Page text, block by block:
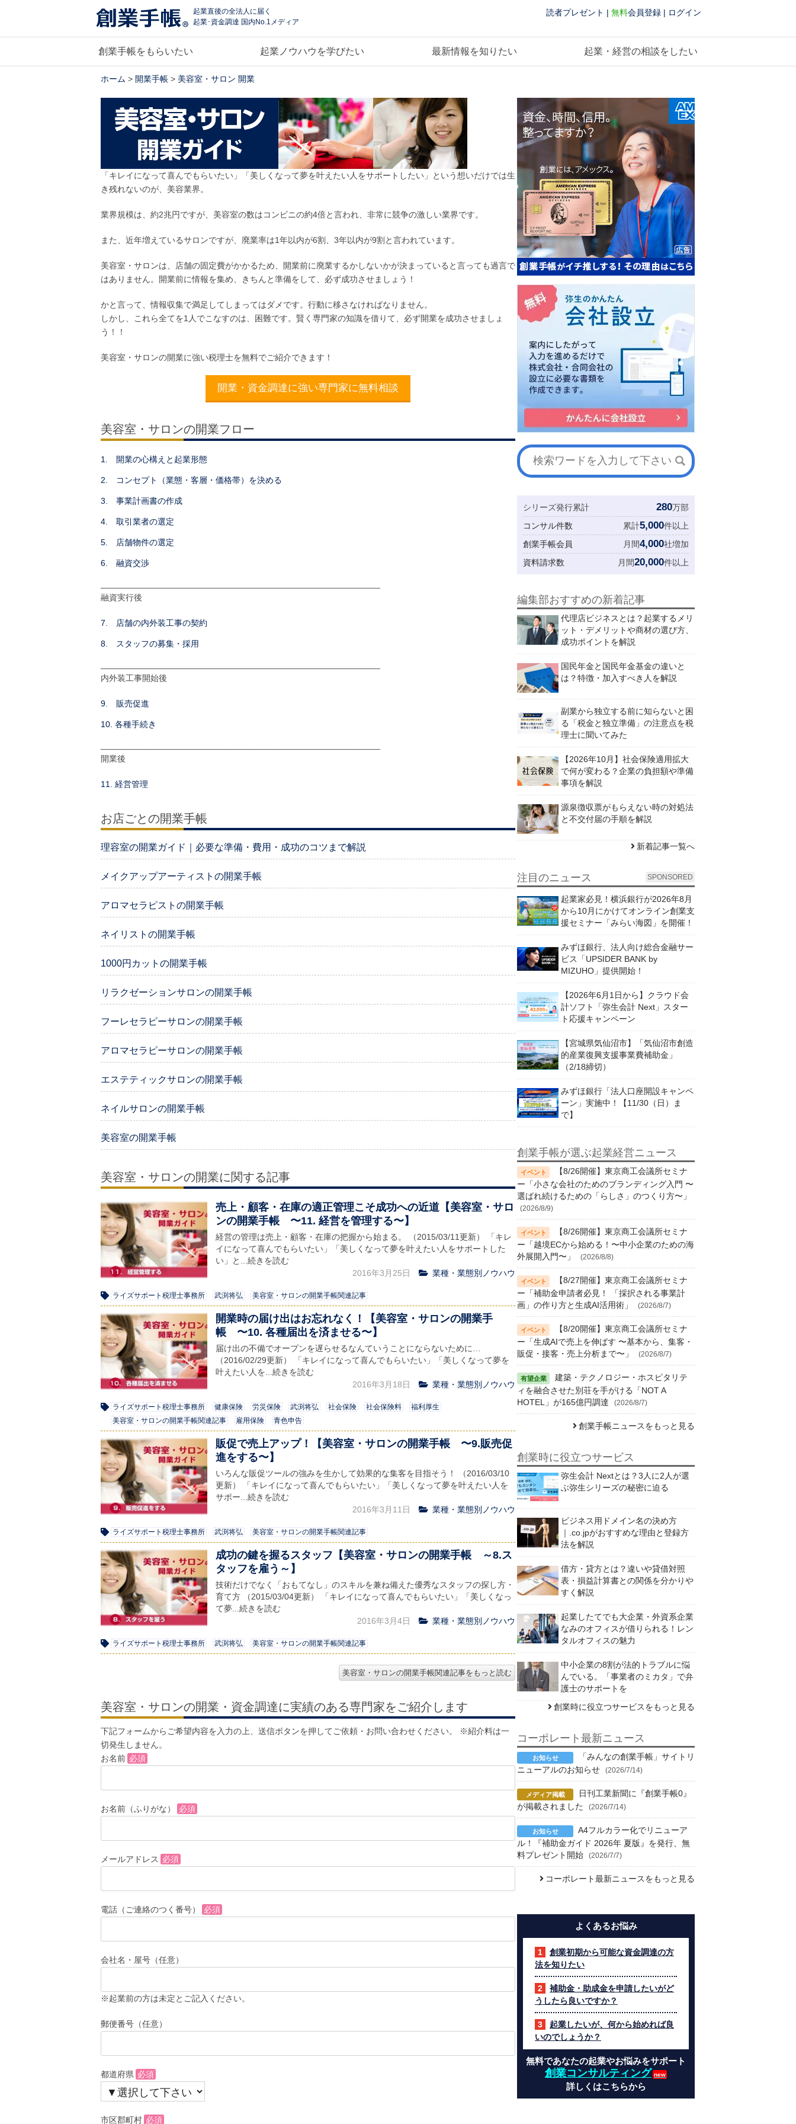
起業直後の全法人に届く
起業･資金調達 国内No.1メディア
読者プレゼント | 無料会員登録 | ログイン
創業手帳をもらいたい 起業ノウハウを学びたい 最新情報を知りたい 起業・経営の相談をしたい
ホーム > 開業手帳 > 美容室・サロン 開業
「キレイになって喜んでもらいたい」「美しくなって夢を叶えたい人をサポートしたい」という想いだけでは生
き残れないのが、美容業界。
業界規模は、約2兆円ですが、美容室の数はコンビニの約4倍と言われ、非常に競争の激しい業界です。
また、近年増えているサロンですが、廃業率は1年以内が6割、3年以内が9割と言われています。
美容室・サロンは、店舗の固定費がかかるため、開業前に廃業するかしないかが決まっていると言っても過言で
はありません。開業前に情報を集め、きちんと準備をして、必ず成功させましょう！
かと言って、情報収集で満足してしまってはダメです。行動に移さなければなりません。
しかし、これら全てを1人でこなすのは、困難です。賢く専門家の知識を借りて、必ず開業を成功させましょ
う！！
美容室・サロンの開業に強い税理士を無料でご紹介できます！
開業・資金調達に強い専門家に無料相談
美容室・サロンの開業フロー
1. 開業の心構えと起業形態
2. コンセプト（業態・客層・価格帯）を決める
3. 事業計画書の作成
4. 取引業者の選定
5. 店舗物件の選定
6. 融資交渉
融資実行後
7. 店舗の内外装工事の契約
8. スタッフの募集・採用
内外装工事開始後
9. 販売促進
10. 各種手続き
開業後
11. 経営管理
お店ごとの開業手帳
理容室の開業ガイド｜必要な準備・費用・成功のコツまで解説
メイクアップアーティストの開業手帳
アロマセラピストの開業手帳
ネイリストの開業手帳
1000円カットの開業手帳
リラクゼーションサロンの開業手帳
フーレセラピーサロンの開業手帳
アロマセラピーサロンの開業手帳
エステティックサロンの開業手帳
ネイルサロンの開業手帳
美容室の開業手帳
美容室・サロンの開業に関する記事
売上・顧客・在庫の適正管理こそ成功への近道【美容室・サロ
ンの開業手帳 〜11. 経営を管理する〜】
経営の管理は売上・顧客・在庫の把握から始まる。 （2015/03/11更新） 「キレ
イになって喜んでもらいたい」「美しくなって夢を叶えたい人をサポートした
い」と...続きを読む
2016年3月25日
業種・業態別ノウハウ
ライズサポート税理士事務所 武渕将弘 美容室・サロンの開業手帳関連記事
開業時の届け出はお忘れなく！【美容室・サロンの開業手
帳 〜10. 各種届出を済ませる〜】
届け出の不備でオープンを遅らせるなんていうことにならないために…
（2016/02/29更新） 「キレイになって喜んでもらいたい」「美しくなって夢を
叶えたい人を...続きを読む
2016年3月18日
業種・業態別ノウハウ
ライズサポート税理士事務所 健康保険 労災保険 武渕将弘 社会保険 社会保険料
福利厚生
美容室・サロンの開業手帳関連記事
雇用保険 青色申告
販促で売上アップ！【美容室・サロンの開業手帳 〜9.販売促
進をする〜】
いろんな販促ツールの強みを生かして効果的な集客を目指そう！ （2016/03/10
更新） 「キレイになって喜んでもらいたい」「美しくなって夢を叶えたい人を
サポー...続きを読む
2016年3月11日
業種・業態別ノウハウ
ライズサポート税理士事務所 武渕将弘 美容室・サロンの開業手帳関連記事
成功の鍵を握るスタッフ【美容室・サロンの開業手帳 ～8.ス
タッフを雇う～】
技術だけでなく「おもてなし」のスキルを兼ね備えた優秀なスタッフの探し方・
育て方 （2015/03/04更新） 「キレイになって喜んでもらいたい」「美しくなっ
て夢...続きを読む
2016年3月4日
業種・業態別ノウハウ
ライズサポート税理士事務所 武渕将弘 美容室・サロンの開業手帳関連記事
美容室・サロンの開業手帳関連記事をもっと読む
美容室・サロンの開業・資金調達に実績のある専門家をご紹介します
下記フォームからご希望内容を入力の上、送信ボタンを押してご依頼・お問い合わせください。 ※紹介料は一
切発生しません。
お名前 必須
お名前（ふりがな） 必須
メールアドレス 必須
電話（ご連絡のつく番号） 必須
会社名・屋号（任意）
※起業前の方は未定とご記入ください。
郵便番号（任意）
都道府県 必須
市区郡町村 必須
シリーズ発行累計 280万部
コンサル件数
累計5,000件以上
創業手帳会員
月間4,000社増加
資料請求数
月間20,000件以上
編集部おすすめの新着記事
代理店ビジネスとは？起業するメリ
ット・デメリットや商材の選び方、
成功ポイントを解説
国民年金と国民年金基金の違いと
は？特徴・加入すべき人を解説
副業から独立する前に知らないと困
る「税金と独立準備」の注意点を税
理士に聞いてみた
【2026年10月】社会保険適用拡大
で何が変わる？企業の負担額や準備
事項を解説
源泉徴収票がもらえない時の対処法
と不交付届の手順を解説
新着記事一覧へ
注目のニュース SPONSORED
起業家必見！横浜銀行が2026年8月
から10月にかけてオンライン創業支
援セミナー「みらい海図」を開催！
みずほ銀行、法人向け総合金融サー
ビス「UPSIDER BANK by
MIZUHO」提供開始！
【2026年6月1日から】クラウド会
計ソフト「弥生会計 Next」スター
ト応援キャンペーン
【宮城県気仙沼市】「気仙沼市創造
的産業復興支援事業費補助金」
（2/18締切）
みずほ銀行「法人口座開設キャンペ
ーン」実施中！【11/30（日）ま
で】
創業手帳が選ぶ起業経営ニュース
【8/26開催】東京商工会議所セミナ
ー「小さな会社のためのブランディング入門 〜
選ばれ続けるための「らしさ」のつくり方〜」
(2026/8/9)
【8/26開催】東京商工会議所セミナ
ー「越境ECから始める！〜中小企業のための海
外展開入門〜」
(2026/8/8)
【8/27開催】東京商工会議所セミナ
ー「補助金申請者必見！ 「採択される事業計
画」の作り方と生成AI活用術」
(2026/8/7)
【8/20開催】東京商工会議所セミナ
ー「生成AIで売上を伸ばす 〜基本から、集客・
販促・接客・売上分析まで〜」
(2026/8/7)
建築・テクノロジー・ホスピタリテ
ィを融合させた別荘を手がける「NOT A
HOTEL」が165億円調達
(2026/8/7)
創業手帳ニュースをもっと見る
創業時に役立つサービス
弥生会計 Nextとは？3人に2人が選
ぶ弥生シリーズの秘密に迫る
ビジネス用ドメイン名の決め方
｜.co.jpがおすすめな理由と登録方
法を解説
借方・貸方とは？違いや貸借対照
表・損益計算書との関係を分かりや
すく解説
起業したてでも大企業・外資系企業
なみのオフィスが借りられる！レン
タルオフィスの魅力
中小企業の8割が法的トラブルに悩
んでいる。「事業者のミカタ」で弁
護士のサポートを
創業時に役立つサービスをもっと見る
コーポレート最新ニュース
「みんなの創業手帳」サイトリ
ニューアルのお知らせ
(2026/7/14)
日刊工業新聞に『創業手帳0』
が掲載されました
(2026/7/14)
A4フルカラー化でリニューア
ル！『補助金ガイド 2026年 夏版』を発行、無
料プレゼント開始
(2026/7/7)
コーポレート最新ニュースをもっと見る
よくあるお悩み
創業初期から可能な資金調達の方
法を知りたい
補助金・助成金を申請したいがど
うしたら良いですか？
起業したいが、何から始めれば良
いのでしょうか？
無料であなたの起業やお悩みをサポート
創業コンサルティング
詳しくはこちらから